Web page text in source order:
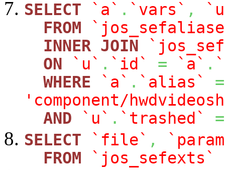
SELECT
`a` . `vars` ,
FROM
INNER JOIN
ON
`u` . `id` = `a` .
WHERE
`a` . `alias`
=
'component/
AND
`u` . `trashed`
=
SELECT
`file` ,
FROM
`jos_sefexts`